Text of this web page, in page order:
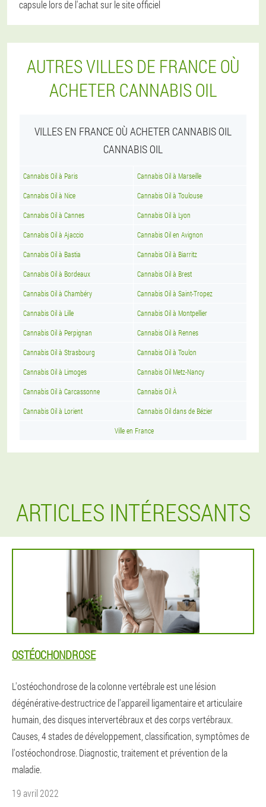
capsule lors de l'achat sur le site officiel
AUTRES VILLES DE FRANCE OÙ
ACHETER CANNABIS OIL
VILLES EN FRANCE OÙ ACHETER CANNABIS OIL
CANNABIS OIL
Cannabis Oil à Paris Cannabis Oil à Marseille
Cannabis Oil à Nice Cannabis Oil à Toulouse
Cannabis Oil à Cannes Cannabis Oil à Lyon
Cannabis Oil à Ajaccio Cannabis Oil en Avignon
Cannabis Oil à Bastia Cannabis Oil à Biarritz
Cannabis Oil à Bordeaux Cannabis Oil à Brest
Cannabis Oil à Chambéry Cannabis Oil à Saint-Tropez
Cannabis Oil à Lille Cannabis Oil à Montpellier
Cannabis Oil à Perpignan Cannabis Oil à Rennes
Cannabis Oil à Strasbourg Cannabis Oil à Toulon
Cannabis Oil à Limoges Cannabis Oil Metz-Nancy
Cannabis Oil à Carcassonne Cannabis Oil À
Cannabis Oil à Lorient Cannabis Oil dans de Bézier
Ville en France
ARTICLES INTÉRESSANTS
OSTÉOCHONDROSE
L'ostéochondrose de la colonne vertébrale est une lésion
dégénérative-destructrice de l'appareil ligamentaire et articulaire
humain, des disques intervertébraux et des corps vertébraux.
Causes, 4 stades de développement, classification, symptômes de
l'ostéochondrose. Diagnostic, traitement et prévention de la
maladie.
19 avril 2022